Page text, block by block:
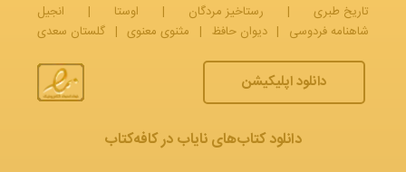
تاریخ طبری | رستاخیز مردگان | اوستا |
انجیل
شاهنامه فردوسی | دیوان حافظ | مثنوی معنوی | گلستان سعدی
دانلود اپلیکیشن
دانلود کتاب‌های نایاب در کافه‌کتاب